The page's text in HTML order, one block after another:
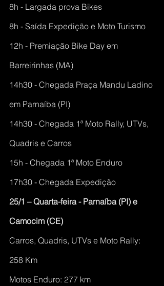
8h - Largada prova Bikes
8h - Saída Expedição e Moto Turismo
12h - Premiação Bike Day em
Barreirinhas (MA)
14h30 - Chegada Praça Mandu Ladino
em Parnaíba (PI)
14h30 - Chegada 1ª Moto Rally, UTVs,
Quadris e Carros
15h - Chegada 1ª Moto Enduro
17h30 - Chegada Expedição
25/1 – Quarta-feira - Parnaíba (PI) e
Camocim (CE)
Carros, Quadris, UTVs e Moto Rally:
258 Km
Motos Enduro: 277 km